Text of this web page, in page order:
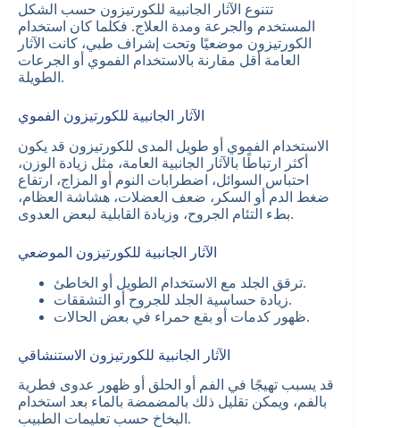
تتنوع الآثار الجانبية للكورتيزون حسب الشكل
المستخدم والجرعة ومدة العلاج. فكلما كان استخدام
الكورتيزون موضعيًا وتحت إشراف طبي، كانت الآثار
العامة أقل مقارنة بالاستخدام الفموي أو الجرعات
الطويلة.
الآثار الجانبية للكورتيزون الفموي
الاستخدام الفموي أو طويل المدى للكورتيزون قد يكون
أكثر ارتباطًا بالآثار الجانبية العامة، مثل زيادة الوزن،
احتباس السوائل، اضطرابات النوم أو المزاج، ارتفاع
ضغط الدم أو السكر، ضعف العضلات، هشاشة العظام،
بطء التئام الجروح، وزيادة القابلية لبعض العدوى.
الآثار الجانبية للكورتيزون الموضعي
ترقق الجلد مع الاستخدام الطويل أو الخاطئ.
زيادة حساسية الجلد للجروح أو التشققات.
ظهور كدمات أو بقع حمراء في بعض الحالات.
الآثار الجانبية للكورتيزون الاستنشاقي
قد يسبب تهيجًا في الفم أو الحلق أو ظهور عدوى فطرية
بالفم، ويمكن تقليل ذلك بالمضمضة بالماء بعد استخدام
البخاخ حسب تعليمات الطبيب.